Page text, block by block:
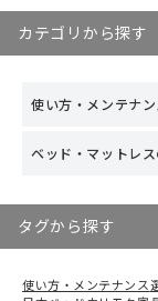
は何
ット
のか
年の
は何
員が
業約
カテゴリから探す
使い方・メンテナン
ベッド・マットレ
タグから探す
使い方・メンテナンス